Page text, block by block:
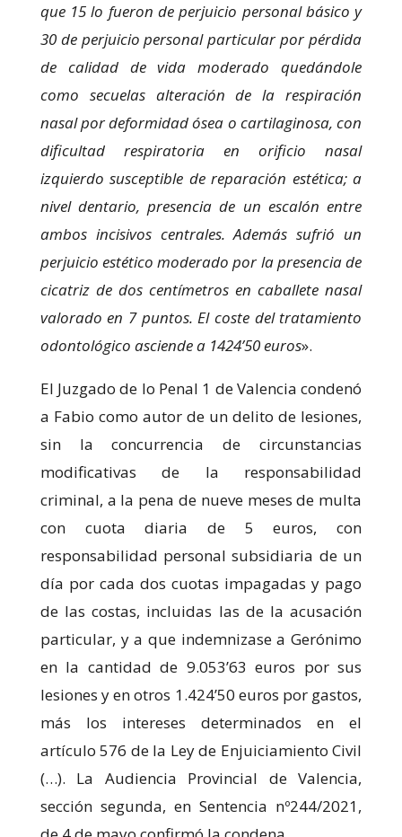
que 15 lo fueron de perjuicio personal básico y
30 de perjuicio personal particular por pérdida
de calidad de vida moderado quedándole
como secuelas alteración de la respiración
nasal por deformidad ósea o cartilaginosa, con
dificultad respiratoria en orificio nasal
izquierdo susceptible de reparación estética; a
nivel dentario, presencia de un escalón entre
ambos incisivos centrales. Además sufrió un
perjuicio estético moderado por la presencia de
cicatriz de dos centímetros en caballete nasal
valorado en 7 puntos. El coste del tratamiento
odontológico asciende a 1424’50 euros».
El Juzgado de lo Penal 1 de Valencia condenó
a Fabio como autor de un delito de lesiones,
sin la concurrencia de circunstancias
modificativas de la responsabilidad
criminal, a la pena de nueve meses de multa
con cuota diaria de 5 euros, con
responsabilidad personal subsidiaria de un
día por cada dos cuotas impagadas y pago
de las costas, incluidas las de la acusación
particular, y a que indemnizase a Gerónimo
en la cantidad de 9.053’63 euros por sus
lesiones y en otros 1.424’50 euros por gastos,
más los intereses determinados en el
artículo 576 de la Ley de Enjuiciamiento Civil
(…). La Audiencia Provincial de Valencia,
sección segunda, en Sentencia nº244/2021,